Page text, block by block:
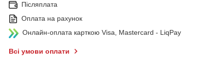
Післяплата
Оплата на рахунок
Онлайн-оплата карткою Visa, Mastercard - LiqPay
Всі умови оплати